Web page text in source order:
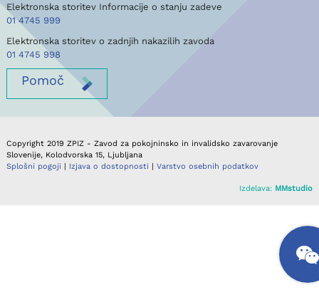
Elektronska storitev Informacije o stanju zadeve
01 4745 999
Elektronska storitev o zadnjih nakazilih zavoda
01 4745 998
Pomoč
Copyright 2019 ZPIZ - Zavod za pokojninsko in invalidsko zavarovanje
Slovenije, Kolodvorska 15, Ljubljana
Splošni pogoji | Izjava o dostopnosti | Varstvo osebnih podatkov
Izdelava: MMstudio